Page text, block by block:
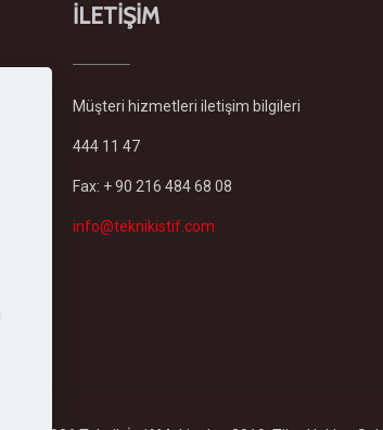
İLETİŞİM
Müşteri hizmetleri iletişim bilgileri
444 11 47
Fax: + 90 216 484 68 08
info@teknikistif.com